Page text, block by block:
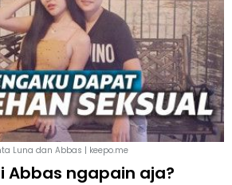
Luna dan Abbas | keepo.me
Abbas ngapain aja?